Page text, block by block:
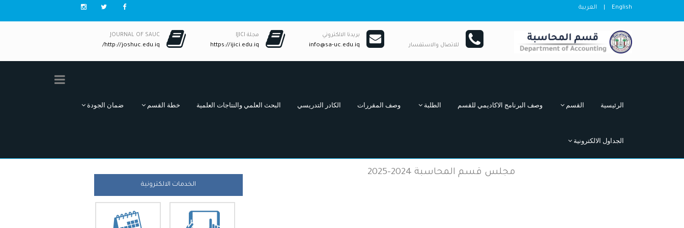
English العربية
للاتصال والاستفسار
بريدنا الالكتروني
info@sa-uc.edu.iq
مجلة IJICI
https://ijici.edu.iq
JOURNAL OF SAUC
http://joshuc.edu.iq/
الرئيسية القسم وصف البرنامج الاكاديمي للقسم الطلبة وصف المقررات الكادر التدريسي البحث العلمي والنتاجات العلمية خطة القسم ضمان الجودة
الجداول الالكترونية
مجلس قسم المحاسبة 2024-2025
الخدمات الالكترونية